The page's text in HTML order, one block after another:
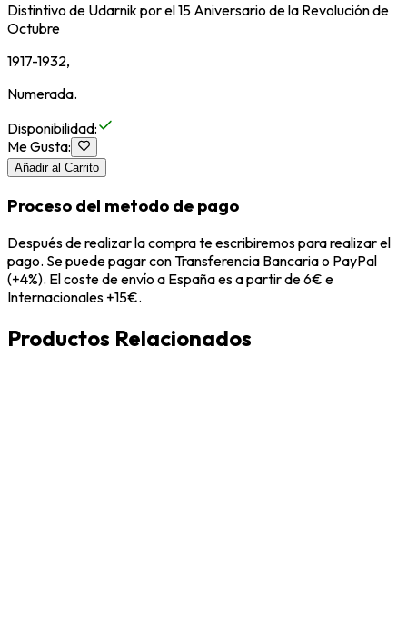
Distintivo de Udarnik por el 15 Aniversario de la Revolución de
Octubre
1917-1932,
Numerada.
Disponibilidad:
Me Gusta:
Añadir al Carrito
Proceso del metodo de pago
Después de realizar la compra te escribiremos para realizar el
pago. Se puede pagar con Transferencia Bancaria o PayPal
(+4%). El coste de envío a España es a partir de 6€ e
Internacionales +15€.
Productos Relacionados